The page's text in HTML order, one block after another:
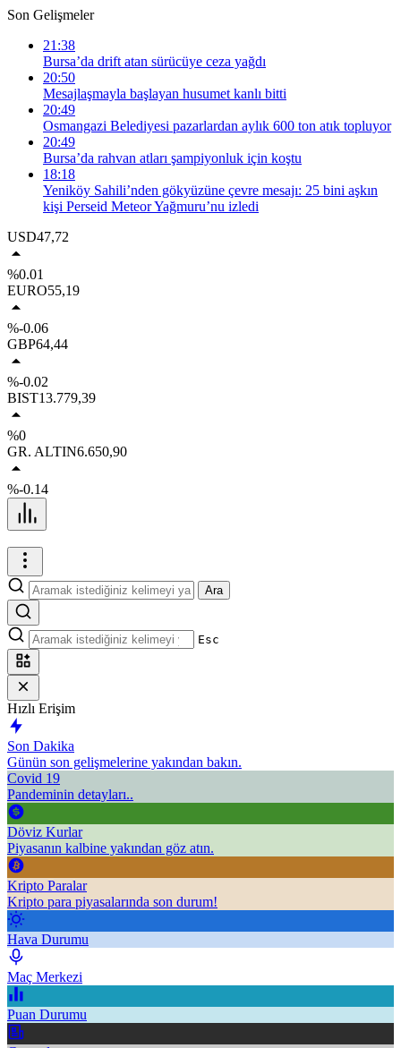
Son Gelişmeler
21:38
Bursa’da drift atan sürücüye ceza yağdı
20:50
Mesajlaşmayla başlayan husumet kanlı bitti
20:49
Osmangazi Belediyesi pazarlardan aylık 600 ton atık topluyor
20:49
Bursa’da rahvan atları şampiyonluk için koştu
18:18
Yeniköy Sahili’nden gökyüzüne çevre mesajı: 25 bini aşkın
kişi Perseid Meteor Yağmuru’nu izledi
USD47,72
%0.01
EURO55,19
%-0.06
GBP64,44
%-0.02
BIST13.779,39
%0
GR. ALTIN6.650,90
%-0.14
Ara
Esc
Hızlı Erişim
Son Dakika
Günün son gelişmelerine yakından bakın.
Covid 19
Pandeminin detayları..
Döviz Kurlar
Piyasanın kalbine yakından göz atın.
Kripto Paralar
Kripto para piyasalarında son durum!
Hava Durumu
Maç Merkezi
Puan Durumu